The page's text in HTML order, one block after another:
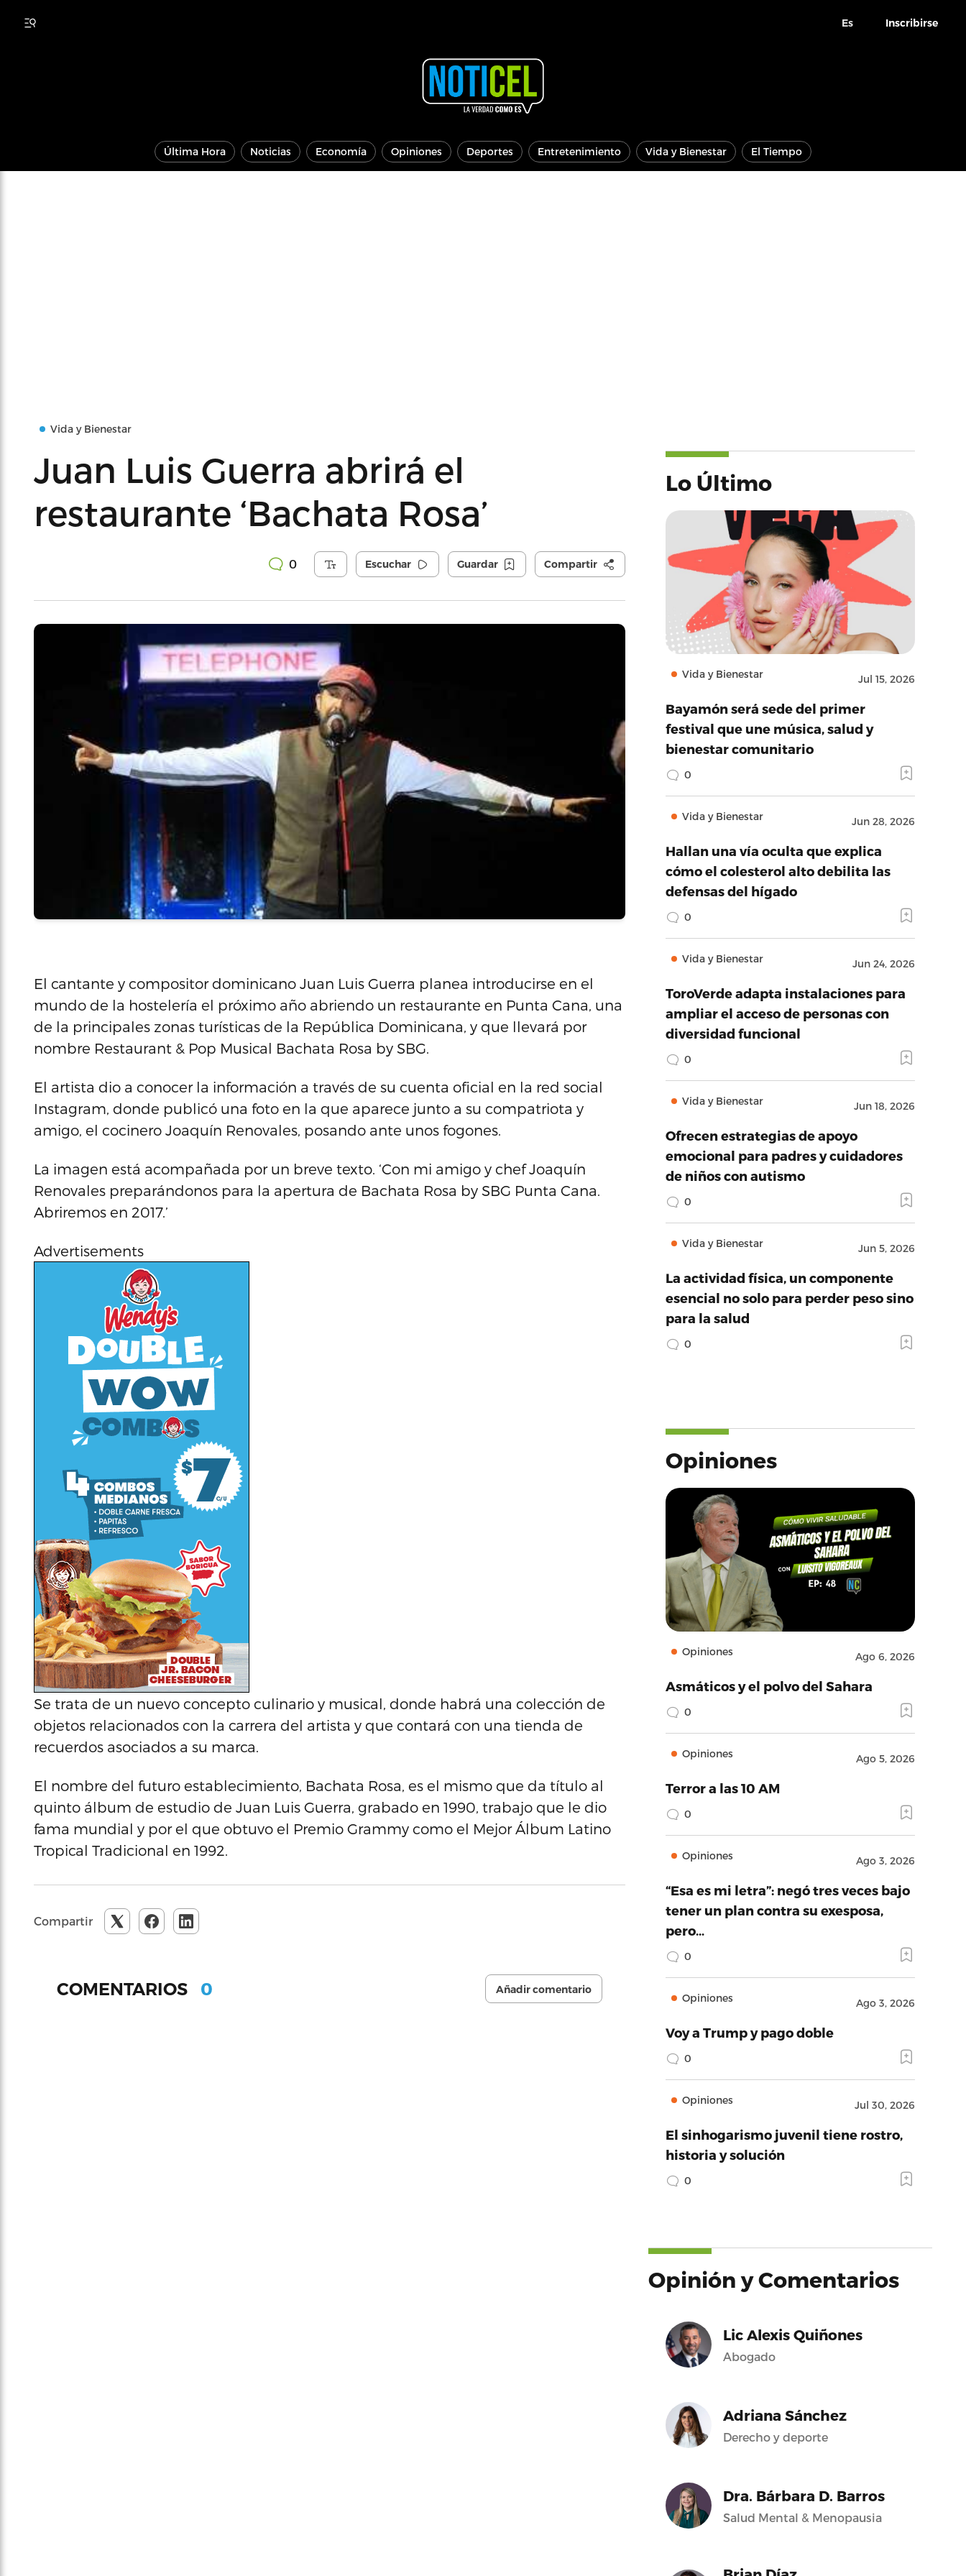
Es Inscribirse
Última Hora Noticias Economía Opiniones Deportes Entretenimiento Vida y Bienestar El Tiempo
Vida y Bienestar
Juan Luis Guerra abrirá el
restaurante ‘Bachata Rosa’
0 Escuchar Guardar Compartir
El cantante y compositor dominicano Juan Luis Guerra planea introducirse en el
mundo de la hostelería el próximo año abriendo un restaurante en Punta Cana, una
de la principales zonas turísticas de la República Dominicana, y que llevará por
nombre Restaurant & Pop Musical Bachata Rosa by SBG.
El artista dio a conocer la información a través de su cuenta oficial en la red social
Instagram, donde publicó una foto en la que aparece junto a su compatriota y
amigo, el cocinero Joaquín Renovales, posando ante unos fogones.
La imagen está acompañada por un breve texto. ‘Con mi amigo y chef Joaquín
Renovales preparándonos para la apertura de Bachata Rosa by SBG Punta Cana.
Abriremos en 2017.’
Advertisements
Se trata de un nuevo concepto culinario y musical, donde habrá una colección de
objetos relacionados con la carrera del artista y que contará con una tienda de
recuerdos asociados a su marca.
El nombre del futuro establecimiento, Bachata Rosa, es el mismo que da título al
quinto álbum de estudio de Juan Luis Guerra, grabado en 1990, trabajo que le dio
fama mundial y por el que obtuvo el Premio Grammy como el Mejor Álbum Latino
Tropical Tradicional en 1992.
Compartir
COMENTARIOS 0 Añadir comentario
Lo Último
Vida y Bienestar Jul 15, 2026
Bayamón será sede del primer
festival que une música, salud y
bienestar comunitario
0
Vida y Bienestar Jun 28, 2026
Hallan una vía oculta que explica
cómo el colesterol alto debilita las
defensas del hígado
0
Vida y Bienestar Jun 24, 2026
ToroVerde adapta instalaciones para
ampliar el acceso de personas con
diversidad funcional
0
Vida y Bienestar Jun 18, 2026
Ofrecen estrategias de apoyo
emocional para padres y cuidadores
de niños con autismo
0
Vida y Bienestar Jun 5, 2026
La actividad física, un componente
esencial no solo para perder peso sino
para la salud
0
Opiniones
Opiniones Ago 6, 2026
Asmáticos y el polvo del Sahara
0
Opiniones Ago 5, 2026
Terror a las 10 AM
0
Opiniones Ago 3, 2026
“Esa es mi letra”: negó tres veces bajo
tener un plan contra su exesposa,
pero…
0
Opiniones Ago 3, 2026
Voy a Trump y pago doble
0
Opiniones Jul 30, 2026
El sinhogarismo juvenil tiene rostro,
historia y solución
0
Opinión y Comentarios
Lic Alexis Quiñones
Abogado
Adriana Sánchez
Derecho y deporte
Dra. Bárbara D. Barros
Salud Mental & Menopausia